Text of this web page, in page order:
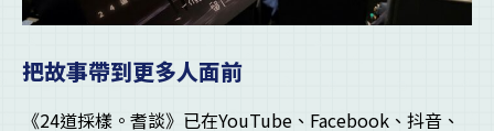
把故事帶到更多人面前
《24道採樣。耆談》已在YouTube、Facebook、抖音、